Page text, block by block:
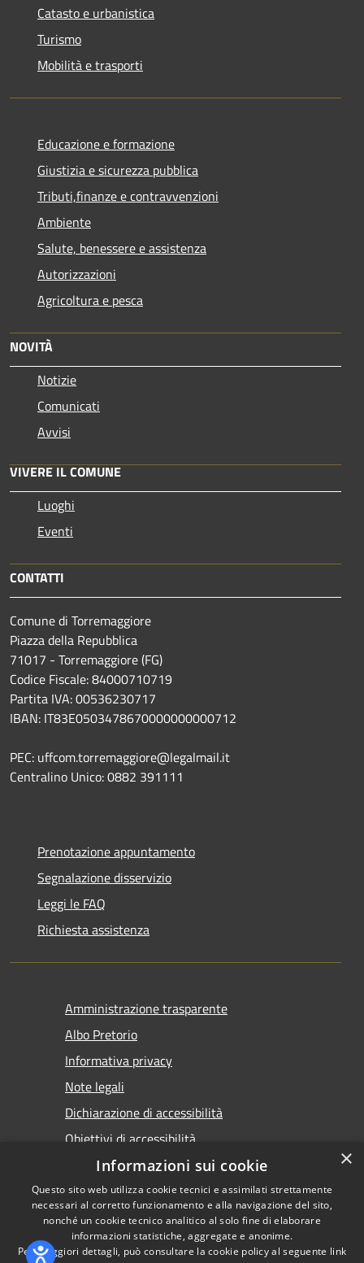
Catasto e urbanistica
Turismo
Mobilità e trasporti
Educazione e formazione
Giustizia e sicurezza pubblica
Tributi,finanze e contravvenzioni
Ambiente
Salute, benessere e assistenza
Autorizzazioni
Agricoltura e pesca
NOVITÀ
Notizie
Comunicati
Avvisi
VIVERE IL COMUNE
Luoghi
Eventi
CONTATTI
Comune di Torremaggiore
Piazza della Repubblica
71017 - Torremaggiore (FG)
Codice Fiscale: 84000710719
Partita IVA: 00536230717
IBAN: IT83E0503478670000000000712
PEC: uffcom.torremaggiore@legalmail.it
Centralino Unico: 0882 391111
Prenotazione appuntamento
Segnalazione disservizio
Leggi le FAQ
Richiesta assistenza
Amministrazione trasparente
Albo Pretorio
Informativa privacy
Note legali
Dichiarazione di accessibilità
Obiettivi di accessibilità
RSS
Copyright © 2026 • Comune di
×
Informazioni sui cookie
Questo sito web utilizza cookie tecnici e assimilati strettamente
necessari al corretto funzionamento e alla navigazione del sito,
nonché un cookie tecnico analitico al solo fine di elaborare
informazioni statistiche, aggregate e anonime.
Per maggiori dettagli, può consultare la cookie policy al seguente link
Premi Escape per chiudere